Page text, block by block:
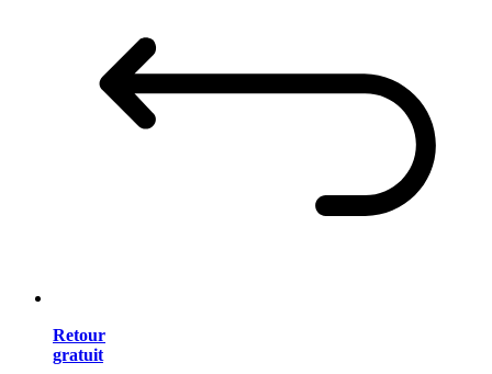
Retour
gratuit